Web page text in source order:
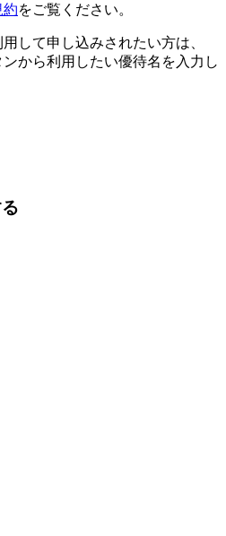
約をご覧ください。
して申し込みされたい方は、
ンから利用したい優待名を入力し